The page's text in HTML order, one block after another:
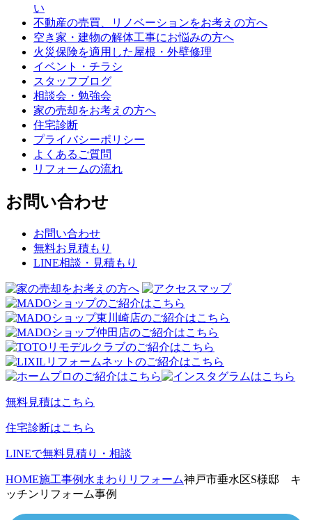
い
不動産の売買、リノベーションをお考えの方へ
空き家・建物の解体工事にお悩みの方へ
火災保険を適用した屋根・外壁修理
イベント・チラシ
スタッフブログ
相談会・勉強会
家の売却をお考えの方へ
住宅診断
プライバシーポリシー
よくあるご質問
リフォームの流れ
お問い合わせ
お問い合わせ
無料お見積もり
LINE相談・見積もり
無料見積はこちら
住宅診断はこちら
LINEで無料見積り・相談
HOME施工事例 水まわりリフォーム神戸市垂水区S様邸 キ
ッチンリフォーム事例